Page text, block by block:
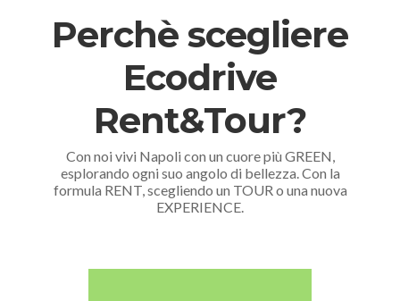
Perchè scegliere
Ecodrive
Rent&Tour?
Con noi vivi Napoli con un cuore più GREEN,
esplorando ogni suo angolo di bellezza. Con la
formula RENT, scegliendo un TOUR o una nuova
EXPERIENCE.